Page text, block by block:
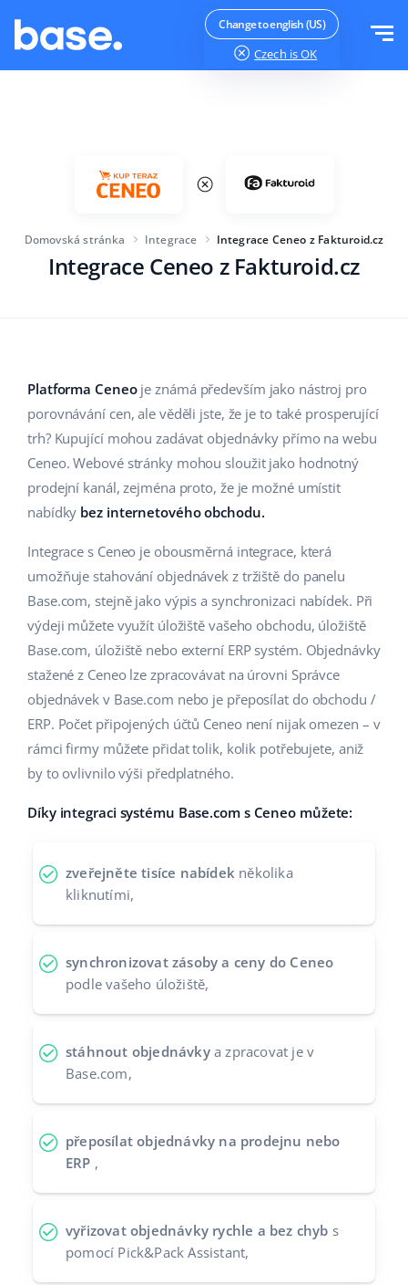
Change to english (US)
Czech is OK
Správce objednávek
Produktový manažer
Správa přepravy
Base Connect
AI pro e-commerce
Base Analytics
Velikost společnosti
Pro začínající e-commerce
Domov a zahrada
Výrobky pro děti
Elektronika
Automobilové díly
Supermarket
Zdraví a krása
Móda
Ceník
Podpora
Akademie
Kalendář webinářů a eventů
Služby
Implementace systému
Audit účtu
Další
Kalkulačka růstu tržeb a úspor s Base
Kontakt
Čeština
english (GB)
english (IN)
čeština
deutsch
Ελληνικά
español (AR)
español (MX)
Français
Italiano
português (BR)
română
中文
Přihlásit se
Domovská stránka Integrace Integrace Ceneo z Fakturoid.cz
Integrace Ceneo z Fakturoid.cz
Platforma Ceneoje známá především jako nástroj pro
porovnávání cen, ale věděli jste, že je to také prosperující
trh? Kupující mohou zadávat objednávky přímo na webu
Ceneo. Webové stránky mohou sloužit jako hodnotný
prodejní kanál, zejména proto, že je možné umístit
nabídky bez internetového obchodu.
Integrace s Ceneo je obousměrná integrace, která
umožňuje stahování objednávek z tržiště do panelu
Base.com, stejně jako výpis a synchronizaci nabídek. Při
výdeji můžete využít úložiště vašeho obchodu, úložiště
Base.com, úložiště nebo externí ERP systém. Objednávky
stažené z Ceneo lze zpracovávat na úrovni Správce
objednávek v Base.com nebo je přeposílat do obchodu /
ERP. Počet připojených účtů Ceneo není nijak omezen – v
rámci firmy můžete přidat tolik, kolik potřebujete, aniž
by to ovlivnilo výši předplatného.
Díky integraci systému Base.com s Ceneo můžete:
zveřejněte tisíce nabídek několika
kliknutími,
synchronizovat zásoby a ceny do Ceneo
podle vašeho úložiště,
stáhnout objednávkya zpracovat je v
Base.com,
přeposílat objednávky na prodejnu nebo
ERP ,
vyřizovat objednávky rychle a bez chyb s
pomocí Pick&Pack Assistant,